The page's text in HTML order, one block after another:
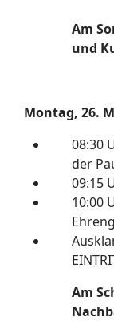
Am
und
Montag, 26.
08:30
der
09:15
10:00
Am